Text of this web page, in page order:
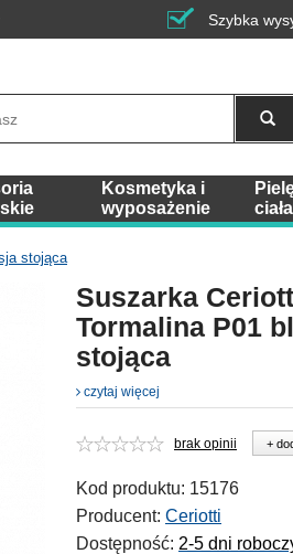
Szybka
Kosmetyka i
wyposażenie
ciała
stojąca
Suszarka
Tormalina P01
stojąca
czytaj więcej
brak opinii +
Kod produktu: 15176
Producent: Ceriotti
Dostępność: 2-5 dni